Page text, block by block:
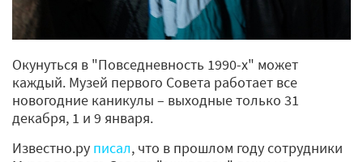
Окунуться в "Повседневность 1990-х" может
каждый. Музей первого Совета работает все
новогодние каникулы – выходные только 31
декабря, 1 и 9 января.
Известно.ру писал, что в прошлом году сотрудники